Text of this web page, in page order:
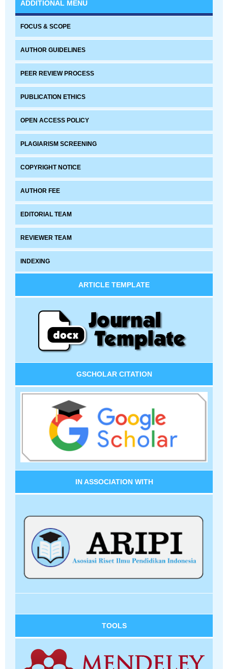
ADDITIONAL MENU
FOCUS & SCOPE
AUTHOR GUIDELINES
PEER REVIEW PROCESS
PUBLICATION ETHICS
OPEN ACCESS POLICY
PLAGIARISM SCREENING
COPYRIGHT NOTICE
AUTHOR FEE
EDITORIAL TEAM
REVIEWER TEAM
INDEXING
ARTICLE TEMPLATE
GSCHOLAR CITATION
IN ASSOCIATION WITH
TOOLS